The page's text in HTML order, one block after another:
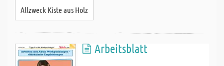
Allzweck Kiste aus Holz
Arbeitsblatt